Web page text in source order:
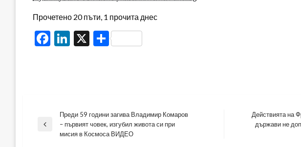
Прочетено 20 пъти, 1 прочита днес
Facebook
LinkedIn
X Share
Навигация
Previous
Преди 59 години загива Владимир Комаров
– първият човек, изгубил живота си при
мисия в Космоса ВИДЕО
Действията на
държави не